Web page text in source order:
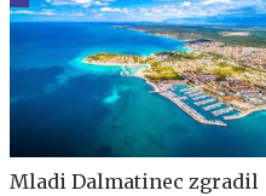
Mladi Dalmatinec zgradil